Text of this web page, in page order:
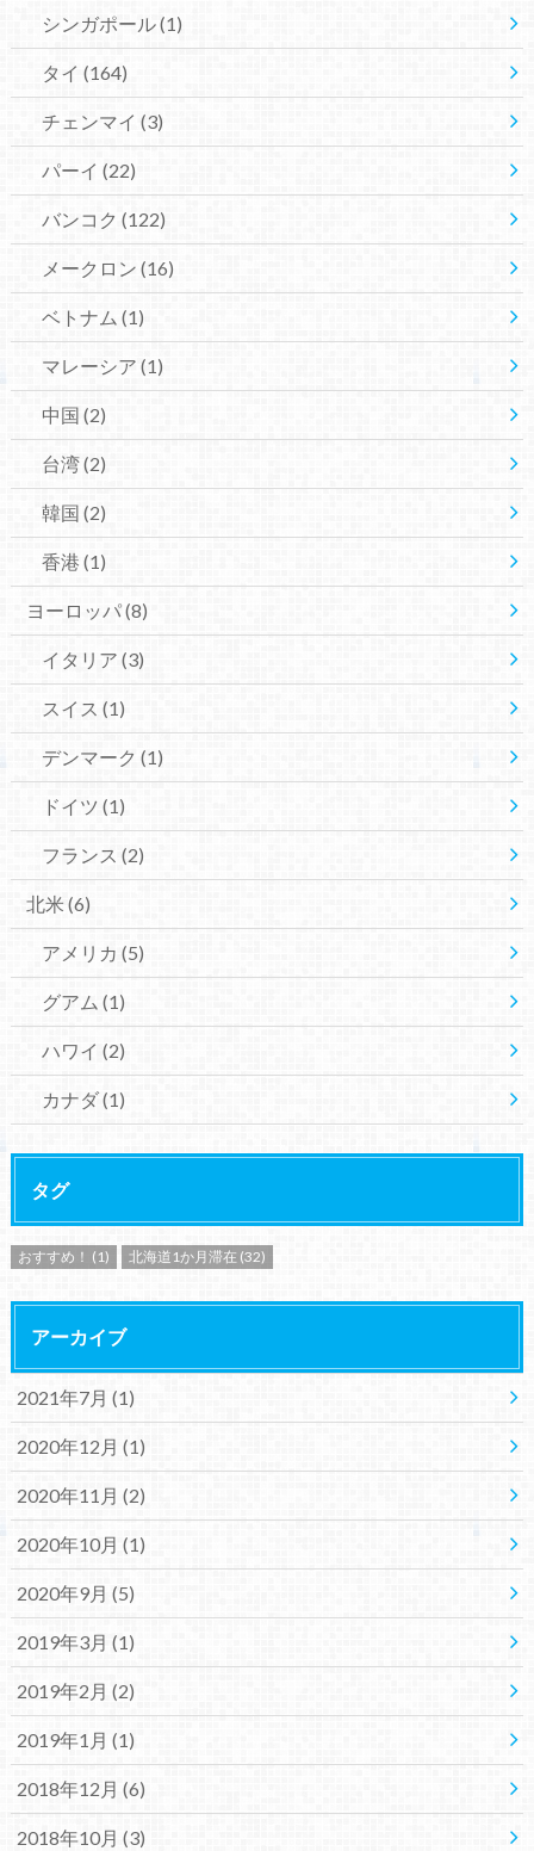
シンガポール(1)
タイ (164)
チェンマイ (3)
パーイ (22)
バンコク (122)
メークロン (16)
ベトナム (1)
マレーシア (1)
中国 (2)
台湾(2)
韓国 (2)
香港 (1)
ヨーロッパ(8)
イタリア (3)
スイス (1)
デンマーク (1)
ドイツ (1)
フランス (2)
北米(6)
アメリカ (5)
グアム (1)
ハワイ (2)
カナダ(1)
タグ
おすすめ！ (1) 北海道1か月滞在 (32)
アーカイブ
2021年7月 (1)
2020年12月 (1)
2020年11月 (2)
2020年10月 (1)
2020年9月 (5)
2019年3月 (1)
2019年2月 (2)
2019年1月 (1)
2018年12月 (6)
2018年10月 (3)